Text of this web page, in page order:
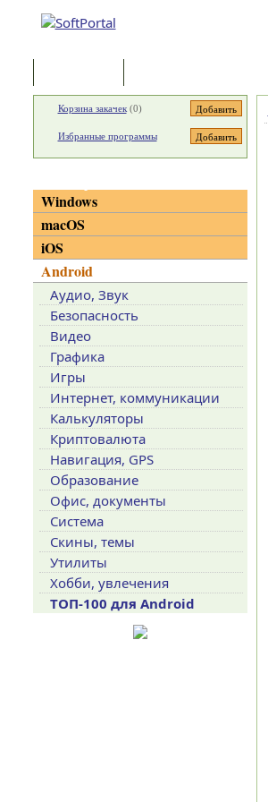
Корзина закачек(0)
Избранные программы
Windows
macOS
iOS
Android
Аудио, Звук
Безопасность
Видео
Графика
Игры
Интернет, коммуникации
Калькуляторы
Криптовалюта
Навигация, GPS
Образование
Офис, документы
Система
Скины, темы
Утилиты
Хобби, увлечения
ТОП-100 для Android